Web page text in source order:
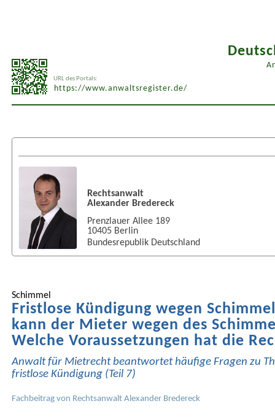
URL des Portals:
https://www.anwaltsregister.de/
Rechtsanwalt
Alexander Bredereck
Prenzlauer Allee 189
10405 Berlin
Bundesrepublik Deutschland
Schimmel
Fristlose Kündigung wegen
kann der Mieter wegen des
Welche Voraus­setzungen hat die
Anwalt für Mietrecht beantwortet häufige Fragen zu
fristlose Kündigung (Teil 7)
Fachbeitrag von Rechtsanwalt Alexander Bredereck